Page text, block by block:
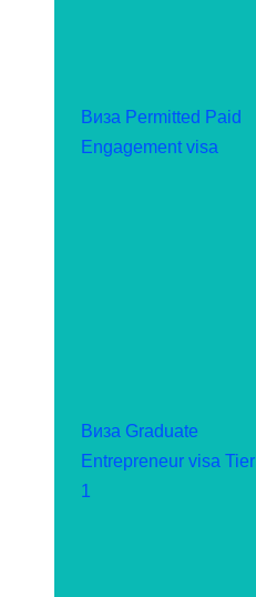
Виза Permitted Paid
Engagement visa
Виза Graduate
Entrepreneur visa Tier
1